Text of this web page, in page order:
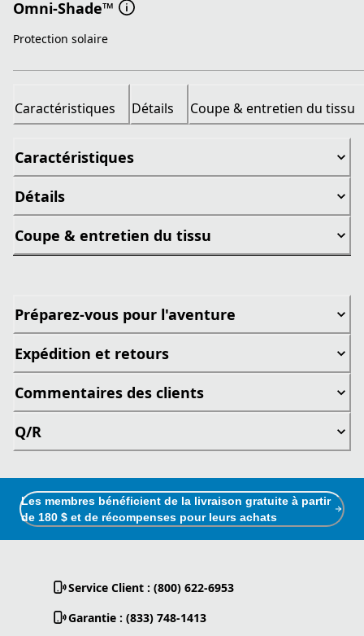
Omni-Shade™
Protection solaire
Caractéristiques Détails Coupe & entretien du tissu
Caractéristiques
Détails
Coupe & entretien du tissu
Préparez-vous pour l'aventure
Expédition et retours
Commentaires des clients
Q/R
Les membres bénéficient de la livraison gratuite à partir
de 180 $ et de récompenses pour leurs achats
Service Client : (800) 622-6953
Garantie : (833) 748-1413